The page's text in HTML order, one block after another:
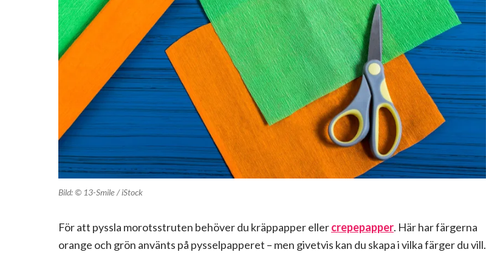
Bild: © 13-Smile / iStock
För att pyssla morotsstruten behöver du kräppapper ellercrepepapper. Här har färgerna
orange och grön använts på pysselpapperet – men givetvis kan du skapa i vilka färger du vill.